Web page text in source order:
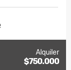
Alquiler
$750.000